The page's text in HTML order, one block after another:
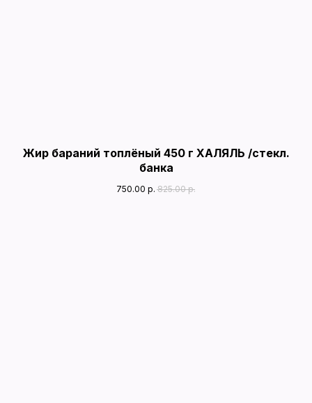
Жир бараний топлёный 450 г ХАЛЯЛЬ /стекл.
банка
750.00 р. 825.00 р.